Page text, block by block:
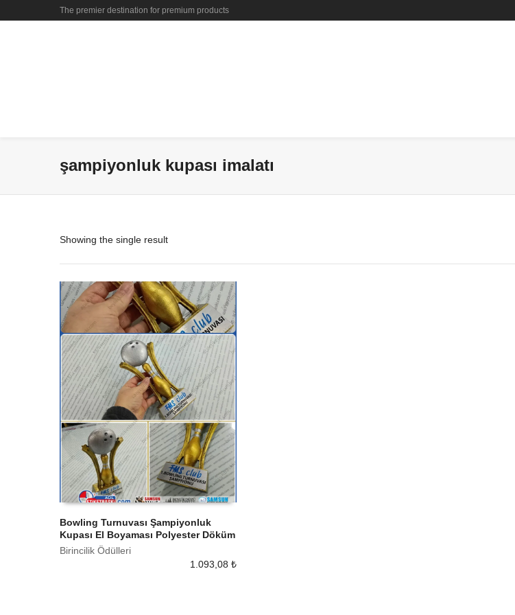
The premier destination for premium products
şampiyonluk kupası imalatı
Showing the single result
SEPETE EKLE
Bowling Turnuvası Şampiyonluk
Kupası El Boyaması Polyester Döküm
Birincilik Ödülleri
1.093,08 ₺